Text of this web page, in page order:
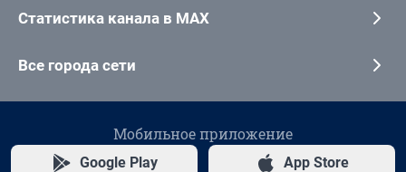
Статистика канала в MAX
Все города сети
Мобильное приложение
Google Play App Store